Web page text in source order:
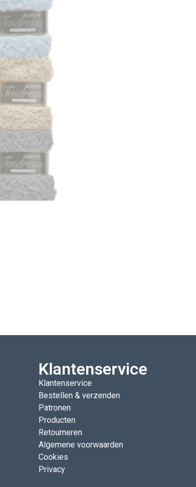
Klantenservice
Klantenservice
Bestellen & verzenden
Patronen
Producten
Retourneren
Algemene voorwaarden
Cookies
Privacy